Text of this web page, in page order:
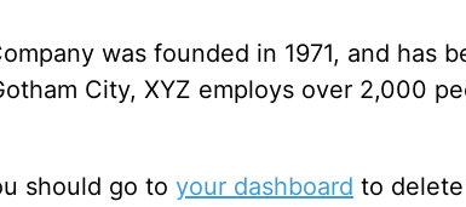
was founded in 1971, and
City, XYZ employs over 2,000
should go to your dashboard to